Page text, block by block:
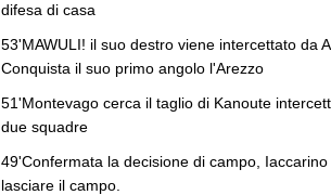
difesa di casa
53'MAWULI! il suo destro viene intercettato da
Conquista il suo primo angolo l'Arezzo
51'Montevago cerca il taglio di Kanoute
due squadre
49'Confermata la decisione di campo,
lasciare il campo.